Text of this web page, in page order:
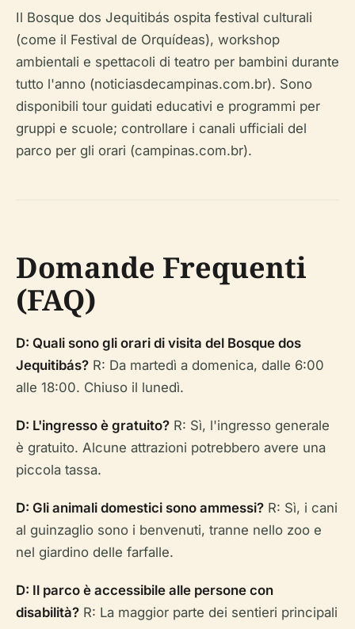
Il Bosque dos Jequitibás ospita festival culturali
(come il Festival de Orquídeas), workshop
ambientali e spettacoli di teatro per bambini durante
tutto l'anno (noticiasdecampinas.com.br). Sono
disponibili tour guidati educativi e programmi per
gruppi e scuole; controllare i canali ufficiali del
parco per gli orari (campinas.com.br).
Domande Frequenti
(FAQ)
D: Quali sono gli orari di visita del Bosque dos
Jequitibás? R: Da martedì a domenica, dalle 6:00
alle 18:00. Chiuso il lunedì.
D: L'ingresso è gratuito? R: Sì, l'ingresso generale
è gratuito. Alcune attrazioni potrebbero avere una
piccola tassa.
D: Gli animali domestici sono ammessi? R: Sì, i cani
al guinzaglio sono i benvenuti, tranne nello zoo e
nel giardino delle farfalle.
D: Il parco è accessibile alle persone con
disabilità? R: La maggior parte dei sentieri principali